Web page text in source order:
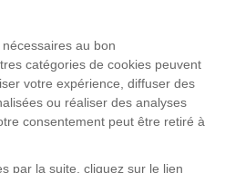
au bon
catégories de cookies peuvent
votre expérience, diffuser des
ou réaliser des analyses
consentement peut être retiré à
par la suite, cliquez sur le lien